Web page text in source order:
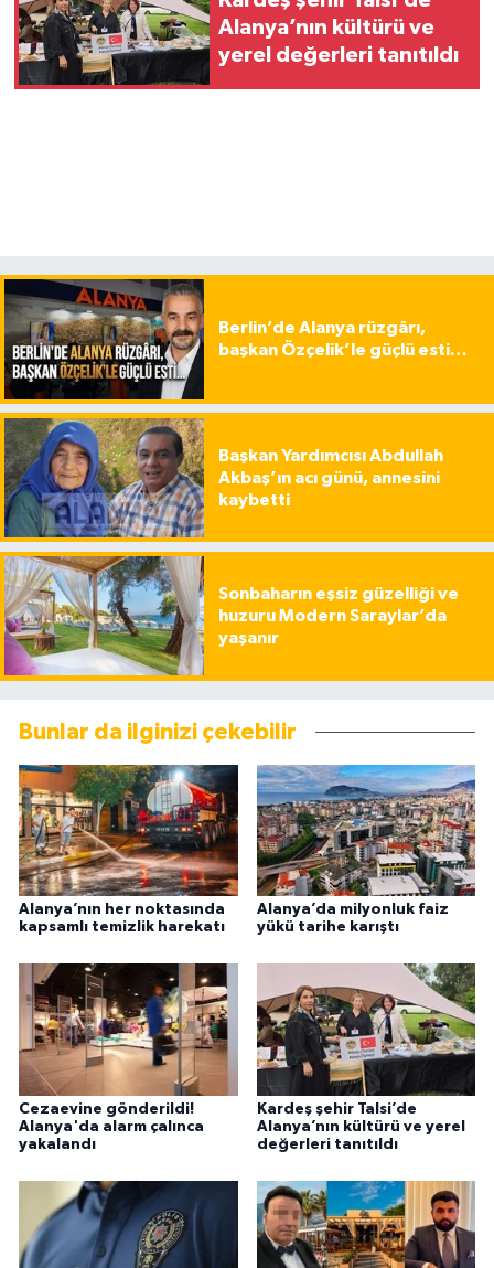
Alanya’nın kültürü ve
yerel değerleri tanıtıldı
Berlin’de Alanya rüzgârı,
başkan Özçelik’le güçlü esti…
Başkan Yardımcısı Abdullah
Akbaş’ın acı günü, annesini
kaybetti
Sonbaharın eşsiz güzelliği ve
huzuru Modern Saraylar’da
yaşanır
Bunlar da ilginizi çekebilir
Alanya’nın her noktasında
kapsamlı temizlik harekatı
Alanya’da milyonluk faiz
yükü tarihe karıştı
Cezaevine gönderildi!
Alanya'da alarm çalınca
yakalandı
Kardeş şehir Talsi’de
Alanya’nın kültürü ve yerel
değerleri tanıtıldı